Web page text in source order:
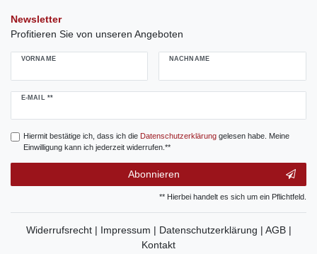
Newsletter
Profitieren Sie von unseren Angeboten
VORNAME NACHNAME
E-MAIL **
Newsletter
Hiermit bestätige ich, dass ich die Daten­schutz­erklärunggelesen habe. Meine
Einwilligung kann ich jederzeit widerrufen.**
Abonnieren
** Hierbei handelt es sich um ein Pflichtfeld.
Widerrufsrecht | Impressum | Datenschutzerklärung | AGB |
Kontakt